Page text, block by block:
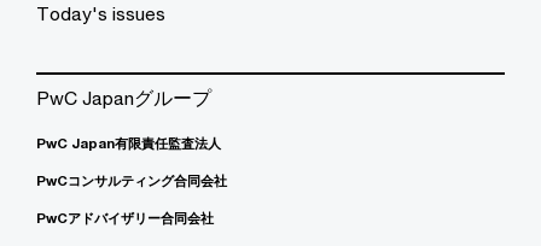
Today's issues
PwC Japanグループ
PwC Japan有限責任監査法人
PwCコンサルティング合同会社
PwCアドバイザリー合同会社